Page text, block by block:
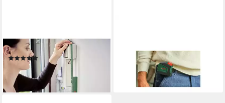
Maßstab 2 m 1600A032V3
(1)
15,39 €
lieferbar - in 3-4 Werktagen bei dir
m inkl. Befestigungsclip
24,51 €
lieferbar - in 4-5 Werktagen bei dir